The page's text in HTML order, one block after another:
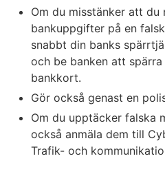
Om du misstänker att du
bankuppgifter på en
snabbt din banks
och be banken att
bankkort.
Gör också genast en
Om du upptäcker falska
också anmäla dem till
Trafik- och